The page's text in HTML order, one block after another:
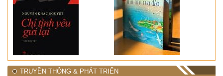
TRUYỀN THÔNG & PHÁT TRIỂN